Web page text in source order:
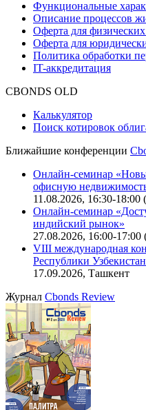
Функциональные
Описание процессов
Оферта для
Оферта для
Политика обработки
IT-аккредитация
CBONDS OLD
Калькулятор
Поиск котировок
Ближайшие конференции
Онлайн-семинар
офисную
11.08.2026, 16:30-18:00
Онлайн-семинар
индийский рынок»
27.08.2026, 16:00-17:00
VIII международная
Республики
17.09.2026, Ташкент
Журнал Cbonds Review